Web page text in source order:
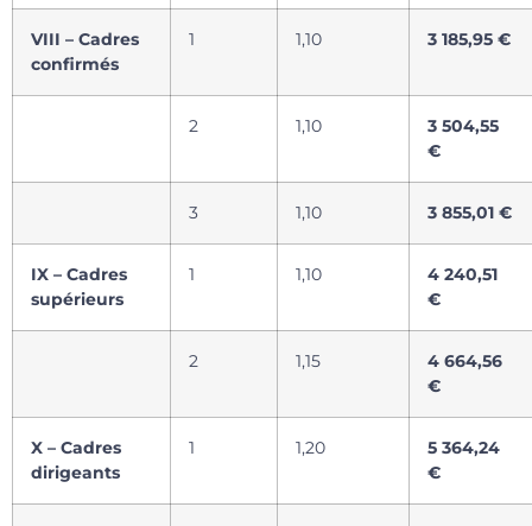
VIII – Cadres
confirmés
1 1,10 3 185,95 €
2 1,10
3 504,55
€
3 1,10 3 855,01 €
IX – Cadres
supérieurs
1 1,10
4 240,51
€
2 1,15
4 664,56
€
X – Cadres
dirigeants
1 1,20
5 364,24
€